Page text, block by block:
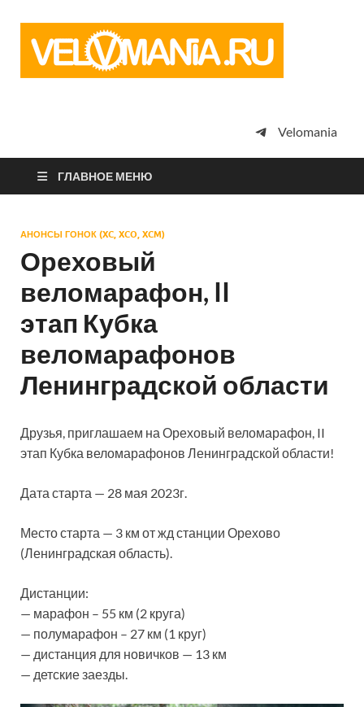
просто
Velomania
ГЛАВНОЕ МЕНЮ
АНОНСЫ ГОНОК (XC, XCO, XCM)
Ореховый
веломарафон, II
этап Кубка
веломарафонов
Ленинградской области
Друзья, приглашаем на Ореховый веломарафон, II
этап Кубка веломарафонов Ленинградской области!
Дата старта — 28 мая 2023г.
Место старта — 3 км от жд станции Орехово
(Ленинградская область).
Дистанции:
— марафон – 55 км (2 круга)
— полумарафон – 27 км (1 круг)
— дистанция для новичков — 13 км
— детские заезды.